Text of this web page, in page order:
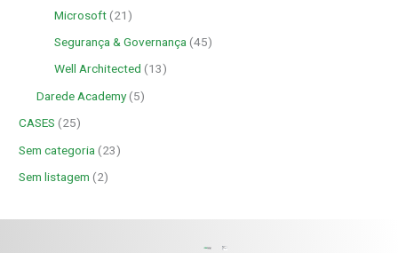
Microsoft (21)
Segurança & Governança (45)
Well Architected (13)
Darede Academy(5)
CASES (25)
Sem categoria (23)
Sem listagem (2)